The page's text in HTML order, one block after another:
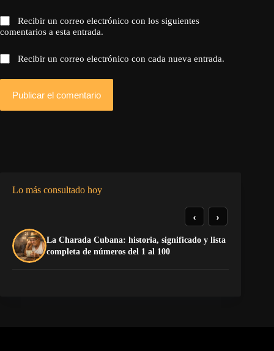
Recibir un correo electrónico con los siguientes
comentarios a esta entrada.
Recibir un correo electrónico con cada nueva entrada.
Publicar el comentario
Lo más consultado hoy
La Charada Cubana: historia, significado y lista
completa de números del 1 al 100
‹ ›